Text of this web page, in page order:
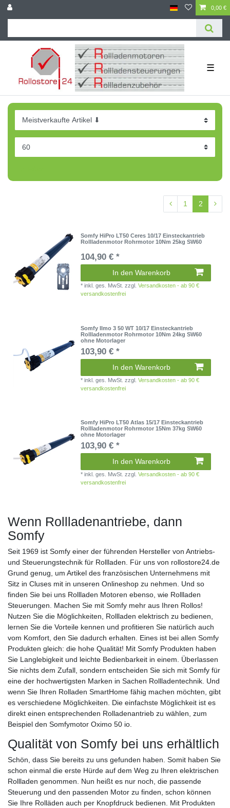
0,00 €
☰
1 2
Somfy HiPro LT50 Ceres 10/17 Einsteckantrieb
Rollladenmotor Rohrmotor 10Nm 25kg SW60
104,90 € *
In den Warenkorb
*inkl. ges. MwSt. zzgl.Versandkosten - ab 90 €
versandkostenfrei
Somfy Ilmo 3 50 WT 10/17 Einsteckantrieb
Rollladenmotor Rohrmotor 10Nm 24kg SW60
ohne Motorlager
103,90 € *
In den Warenkorb
*inkl. ges. MwSt. zzgl.Versandkosten - ab 90 €
versandkostenfrei
Somfy HiPro LT50 Atlas 15/17 Einsteckantrieb
Rollladenmotor Rohrmotor 15Nm 37kg SW60
ohne Motorlager
103,90 € *
In den Warenkorb
*inkl. ges. MwSt. zzgl.Versandkosten - ab 90 €
versandkostenfrei
Wenn Rollladenantriebe, dann
Somfy
Seit 1969 ist Somfy einer der führenden Hersteller von Antriebs-
und Steuerungstechnik für Rollladen. Für uns von rollostore24.de
Grund genug, um Artikel des französischen Unternehmens mit
Sitz in Cluses mit in unseren Onlineshop zu nehmen. Und so
finden Sie bei uns Rollladen Motoren ebenso, wie Rollladen
Steuerungen. Machen Sie mit Somfy mehr aus Ihren Rollos!
Nutzen Sie die Möglichkeiten, Rollladen elektrisch zu bedienen,
lernen Sie die Vorteile kennen und profitieren Sie natürlich auch
vom Komfort, den Sie dadurch erhalten. Eines ist bei allen Somfy
Produkten gleich: die hohe Qualität! Mit Somfy Produkten haben
Sie Langlebigkeit und leichte Bedienbarkeit in einem. Überlassen
Sie nichts dem Zufall, sondern entscheiden Sie sich mit Somfy für
eine der hochwertigsten Marken in Sachen Rollladentechnik. Und
wenn Sie Ihren Rolladen SmartHome fähig machen möchten, gibt
es verschiedene Möglichkeiten. Die einfachste Möglichkeit ist es
direkt einen entsprechenden Rolladenantrieb zu wählen, zum
Beispiel den Somfymotor Oximo 50 io.
Qualität von Somfy bei uns erhältlich
Schön, dass Sie bereits zu uns gefunden haben. Somit haben Sie
schon einmal die erste Hürde auf dem Weg zu Ihren elektrischen
Rollladen genommen. Nun heißt es nur noch, die passende
Steuerung und den passenden Motor zu finden, schon können
Sie Ihre Rolläden auch per Knopfdruck bedienen. Mit Produkten